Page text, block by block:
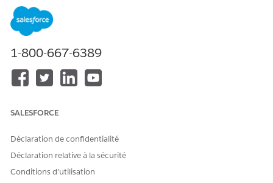
1-800-667-6389
SALESFORCE
Déclaration de confidentialité
Déclaration relative à la sécurité
Conditions d’utilisation